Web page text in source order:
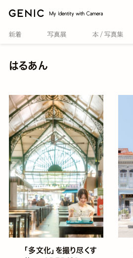
はるあん
「多文化」を撮り尽くす